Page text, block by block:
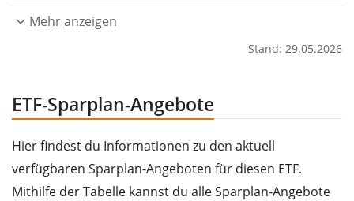
Mehr anzeigen
Stand: 29.05.2026
ETF-Sparplan-Angebote
Hier findest du Informationen zu den aktuell
verfügbaren Sparplan-Angeboten für diesen ETF.
Mithilfe der Tabelle kannst du alle Sparplan-Angebote